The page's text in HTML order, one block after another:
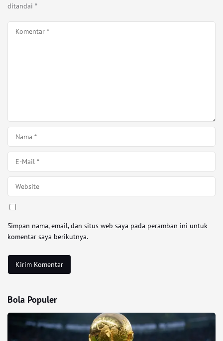
ditandai *
Simpan nama, email, dan situs web saya pada peramban ini untuk
komentar saya berikutnya.
Bola Populer